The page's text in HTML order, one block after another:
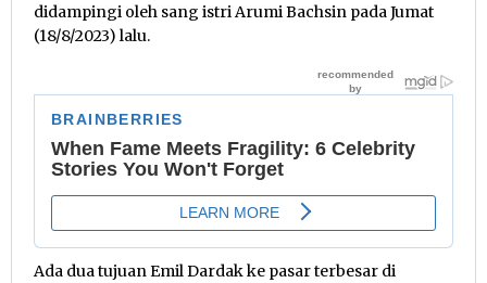
didampingi oleh sang istri Arumi Bachsin pada Jumat
(18/8/2023) lalu.
Ada dua tujuan Emil Dardak ke pasar terbesar di